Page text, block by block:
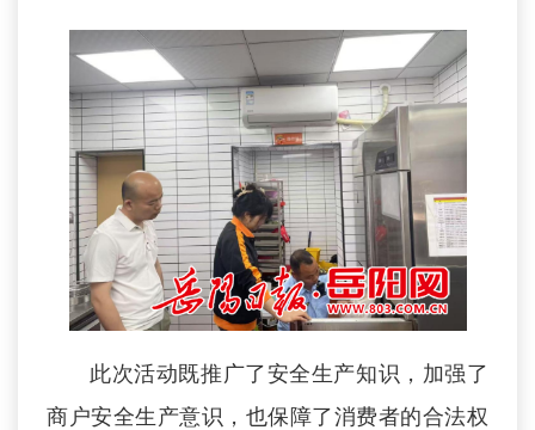
此次活动既推广了安全生产知识，加强了
商户安全生产意识，也保障了消费者的合法权